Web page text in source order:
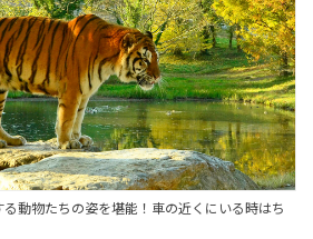
動物たちの姿を堪能！車の近くにいる時はち